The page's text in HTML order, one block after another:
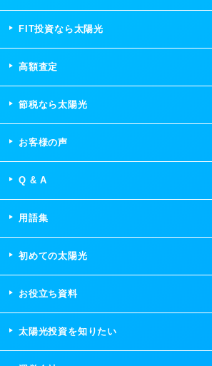
FIT投資なら太陽光
高額査定
節税なら太陽光
お客様の声
Q & A
用語集
初めての太陽光
お役立ち資料
太陽光投資を知りたい